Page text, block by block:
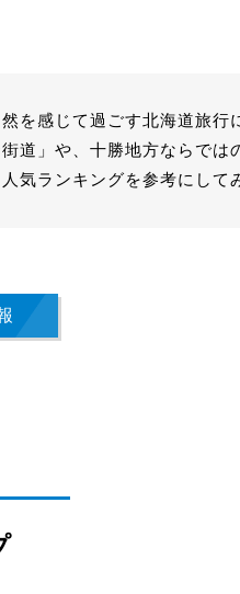
を感じて過ごす北海道旅行
道」や、十勝地方ならでは
気ランキングを参考にして